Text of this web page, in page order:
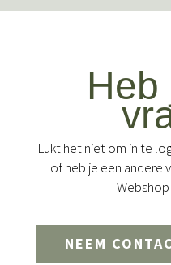
Heb
Lukt het niet om in te
of heb je een andere
Webshop
NEEM